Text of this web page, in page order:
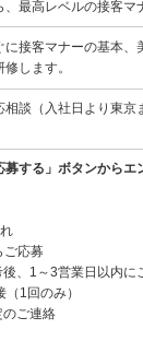
、最高レベルの接客マ
に接客マナーの基本
します。
相談（入社日より東
募する」ボタンから
ご応募
、1～3営業日以内に
1回のみ）
のご連絡